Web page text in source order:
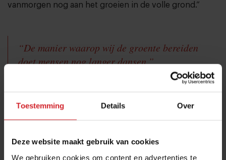
Toestemming Details Over
Deze website maakt gebruik van cookies
We gebruiken cookies om content en advertenties te
vanmorgen nog aan het groeien in de volle grond.”
“De manier waarop wij de groente bereiden
doet mensen nog langer dansen.”
Deel artikel